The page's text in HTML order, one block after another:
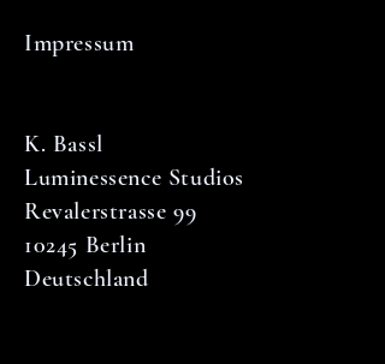
Impressum
K. Bassl
Luminessence Studios
Revalerstrasse 99
10245 Berlin
Deutschland